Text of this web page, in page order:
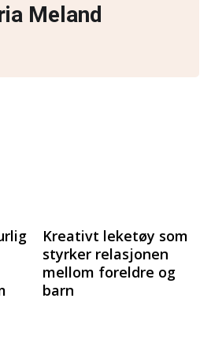
Meland
Kreativt leketøy som
styrker relasjonen
mellom foreldre og
barn